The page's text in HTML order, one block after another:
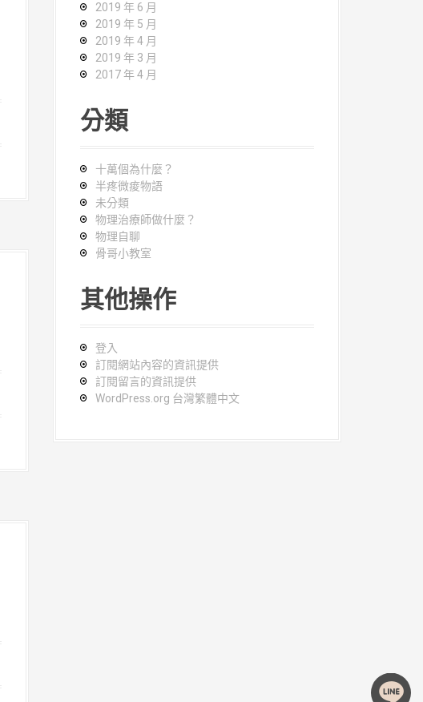
2019 年 6 月
2019 年 5 月
2019 年 4 月
2019 年 3 月
2017 年 4 月
分類
十萬個為什麼？
半疼微痠物語
未分類
物理治療師做什麼？
物理自聊
骨哥小教室
其他操作
登入
訂閱網站內容的資訊提供
訂閱留言的資訊提供
WordPress.org 台灣繁體中文